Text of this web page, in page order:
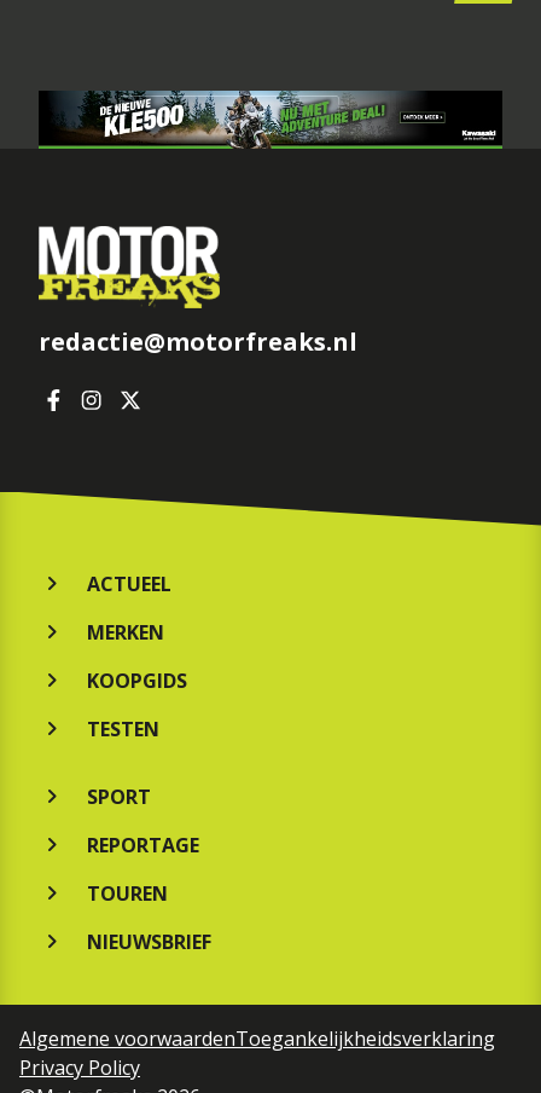
redactie@motorfreaks.nl
ACTUEEL
MERKEN
KOOPGIDS
TESTEN
SPORT
REPORTAGE
TOUREN
NIEUWSBRIEF
Algemene voorwaardenToegankelijkheidsverklaring
Privacy Policy